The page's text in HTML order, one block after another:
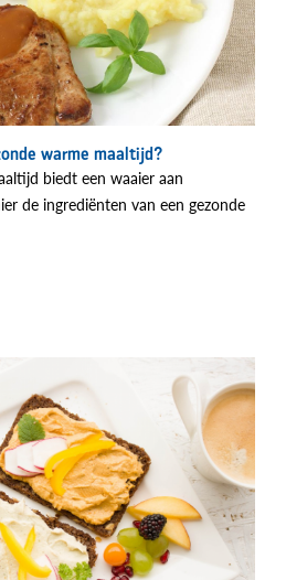
warme maaltijd?
biedt een waaier aan
de ingrediënten van een gezonde